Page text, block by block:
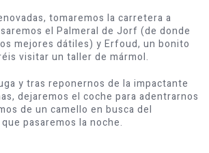
tomaremos la carretera a
el Palmeral de Jorf (de donde
mejores dátiles) y Erfoud, un bonito
visitar un taller de mármol.
y tras reponernos de la impactante
dejaremos el coche para adentrarnos
de un camello en busca del
pasaremos la noche.